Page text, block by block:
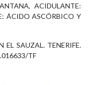
ACIDULANTE:
ÁCIDO ASCÓRBICO Y
EL SAUZAL. TENERIFE.
TF